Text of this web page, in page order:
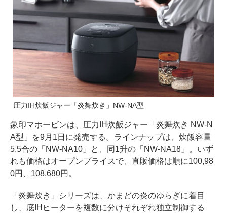
圧力IH炊飯ジャー「炎舞炊き」NW-NA型
象印マホービンは、圧力IH炊飯ジャー「炎舞炊き NW-N
A型」を9月1日に発売する。ラインナップは、炊飯容量
5.5合の「NW-NA10」と、同1升の「NW-NA18」。いず
れも価格はオープンプライスで、直販価格は順に100,98
0円、108,680円。
「炎舞炊き」シリーズは、かまどの炎のゆらぎに着目
し、底IHヒーターを複数に分けそれぞれ独立制御する